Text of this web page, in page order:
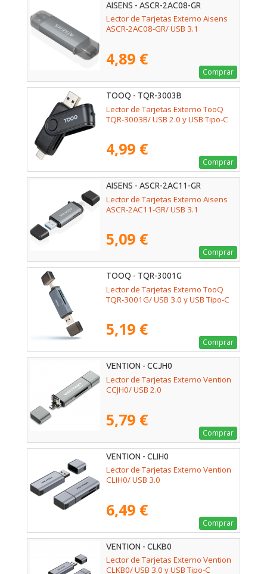
AISENS - ASCR-2AC08-GR
Lector de Tarjetas Externo Aisens
ASCR-2AC08-GR/ USB 3.1
4,89 €
Comprar
TOOQ - TQR-3003B
Lector de Tarjetas Externo TooQ
TQR-3003B/ USB 2.0 y USB Tipo-C
4,99 €
Comprar
AISENS - ASCR-2AC11-GR
Lector de Tarjetas Externo Aisens
ASCR-2AC11-GR/ USB 3.1
5,09 €
Comprar
TOOQ - TQR-3001G
Lector de Tarjetas Externo TooQ
TQR-3001G/ USB 3.0 y USB Tipo-C
5,19 €
Comprar
VENTION - CCJH0
Lector de Tarjetas Externo Vention
CCJH0/ USB 2.0
5,79 €
Comprar
VENTION - CLIH0
Lector de Tarjetas Externo Vention
CLIH0/ USB 3.0
6,49 €
Comprar
VENTION - CLKB0
Lector de Tarjetas Externo Vention
CLKB0/ USB 3.0 y USB Tipo-C